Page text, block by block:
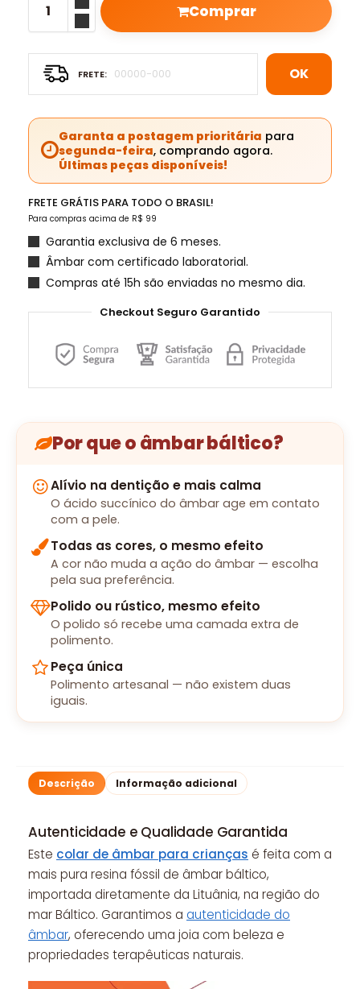
Comprar
OK
Garanta a postagem prioritária para
segunda-feira, comprando agora.
Últimas peças disponíveis!
FRETE GRÁTIS PARA TODO O BRASIL!
Para compras acima de R$ 99
Garantia exclusiva de 6 meses.
Âmbar com certificado laboratorial.
Compras até 15h são enviadas no mesmo dia.
Checkout Seguro Garantido
Por que o âmbar báltico?
Alívio na dentição e mais calma
O ácido succínico do âmbar age em contato
com a pele.
Todas as cores, o mesmo efeito
A cor não muda a ação do âmbar — escolha
pela sua preferência.
Polido ou rústico, mesmo efeito
O polido só recebe uma camada extra de
polimento.
Peça única
Polimento artesanal — não existem duas
iguais.
Descrição Informação adicional
Autenticidade e Qualidade Garantida
Este colar de âmbar para crianças é feita com a
mais pura resina fóssil de âmbar báltico,
importada diretamente da Lituânia, na região do
mar Báltico. Garantimos a autenticidade do
âmbar, oferecendo uma joia com beleza e
propriedades terapêuticas naturais.